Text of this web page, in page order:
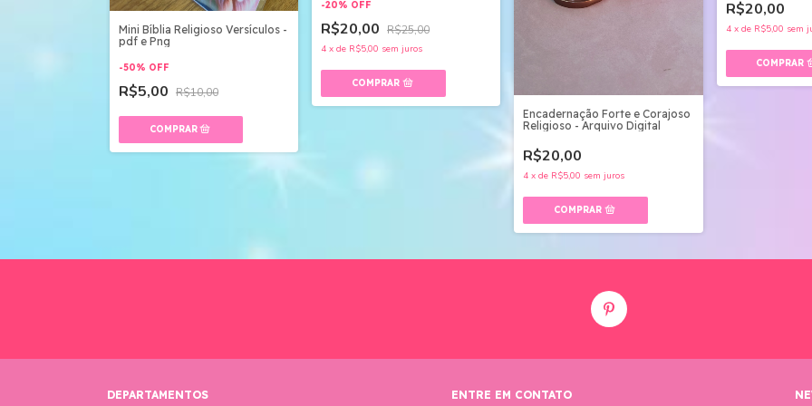
Mini Bíblia Religioso Versículos -
pdf e Png
-50% OFF
R$5,00 R$10,00
-20% OFF
R$20,00 R$25,00
4 xde R$5,00 sem juros
Encadernação Forte e Corajoso
Religioso - Arquivo Digital
R$20,00
4 xde R$5,00 sem juros
R$20,00
4 x de R$5,00 sem
DEPARTAMENTOS ENTRE EM CONTATO